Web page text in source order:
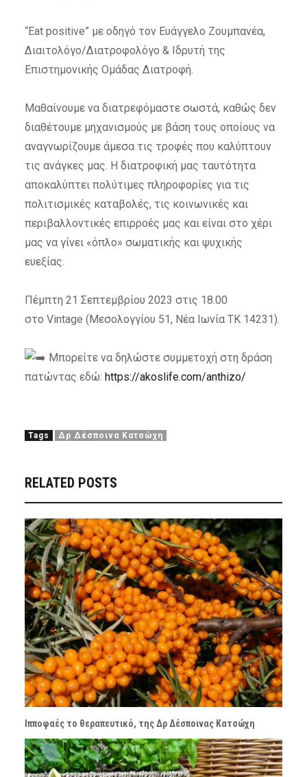
“Eat positive” με οδηγό τον Ευάγγελο Ζουμπανέα,
Διαιτολόγο/Διατροφολόγο & Ιδρυτή της
Επιστημονικής Ομάδας Διατροφή.
Μαθαίνουμε να διατρεφόμαστε σωστά, καθώς δεν
διαθέτουμε μηχανισμούς με βάση τους οποίους να
αναγνωρίζουμε άμεσα τις τροφές που καλύπτουν
τις ανάγκες μας. Η διατροφική μας ταυτότητα
αποκαλύπτει πολύτιμες πληροφορίες για τις
πολιτισμικές καταβολές, τις κοινωνικές και
περιβαλλοντικές επιρροές μας και είναι στο χέρι
μας να γίνει «όπλο» σωματικής και ψυχικής
ευεξίας.
Πέμπτη 21 Σεπτεμβρίου 2023 στις 18.00
στο Vintage (Μεσολογγίου 51, Νέα Ιωνία ΤΚ 14231).
Μπορείτε να δηλώστε συμμετοχή στη δράση
πατώντας εδώ: https://akoslife.com/anthizo/
Tags Δρ Δέσποινα Κατσώχη
RELATED POSTS
Ιπποφαές το θεραπευτικό, της Δρ Δέσποινας Κατσώχη